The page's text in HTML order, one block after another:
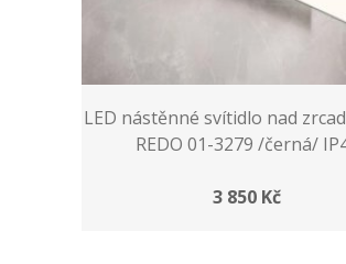
LED nástěnné svítidlo nad
REDO 01-3279 /černá/
3 850 Kč